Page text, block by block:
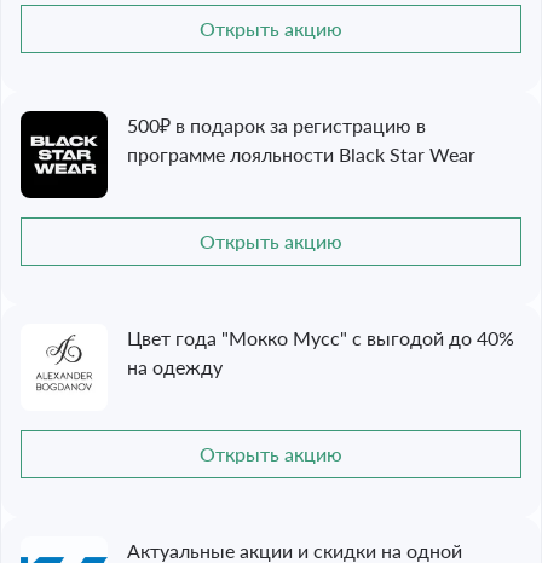
Открыть акцию
500₽ в подарок за регистрацию в
программе лояльности Black Star Wear
Открыть акцию
Цвет года "Мокко Мусс" с выгодой до 40%
на одежду
Открыть акцию
Актуальные акции и скидки на одной